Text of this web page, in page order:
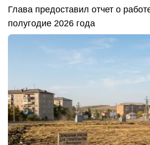
Глава предоставил отчет о
полугодие 2026 года